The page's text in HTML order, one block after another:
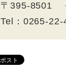
〒395-8501
Tel：0265-